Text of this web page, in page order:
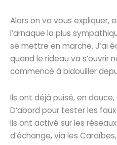
Alors on va vous expliquer,
l’arnaque la plus
se mettre en marche. J’ai
quand le rideau va s’ouvrir
commencé à bidouiller
Ils ont déjà puisé, en
D’abord pour tester les
ils ont activé sur les
d’échange, via les